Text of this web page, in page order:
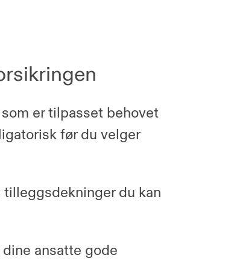
er tilpasset behovet
før du velger
du kan
ansatte gode